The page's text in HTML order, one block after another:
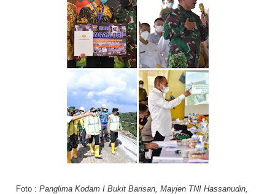
Foto : Panglima Kodam I Bukit Barisan, Mayjen TNI Hassanudin,